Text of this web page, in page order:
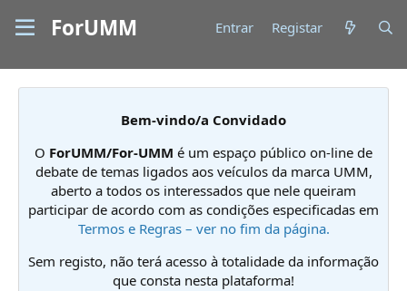
ForUMM Entrar Registar
Bem-vindo/a Convidado
O ForUMM/For-UMM é um espaço público on-line de
debate de temas ligados aos veículos da marca UMM,
aberto a todos os interessados que nele queiram
participar de acordo com as condições especificadas em
Termos e Regras – ver no fim da página.
Sem registo, não terá acesso à totalidade da informação
que consta nesta plataforma!